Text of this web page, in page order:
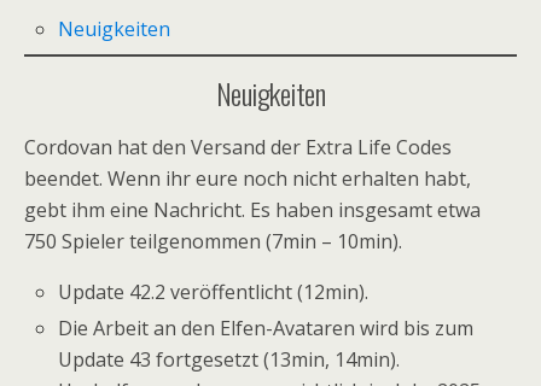
Neuigkeiten
Neuigkeiten
Cordovan hat den Versand der Extra Life Codes
beendet. Wenn ihr eure noch nicht erhalten habt,
gebt ihm eine Nachricht. Es haben insgesamt etwa
750 Spieler teilgenommen (7min – 10min).
Update 42.2 veröffentlicht (12min).
Die Arbeit an den Elfen-Avataren wird bis zum
Update 43 fortgesetzt (13min, 14min).